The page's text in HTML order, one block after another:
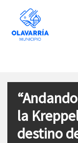
la
destino